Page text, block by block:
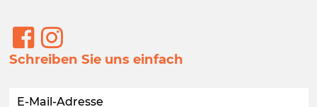
Schreiben Sie uns einfach